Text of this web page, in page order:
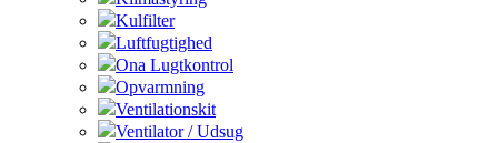
Kulfilter
Luftfugtighed
Ona Lugtkontrol
Opvarmning
Ventilationskit
Ventilator / Udsug